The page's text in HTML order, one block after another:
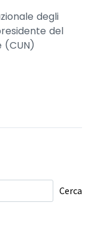
degli
del
(CUN)
Cerca